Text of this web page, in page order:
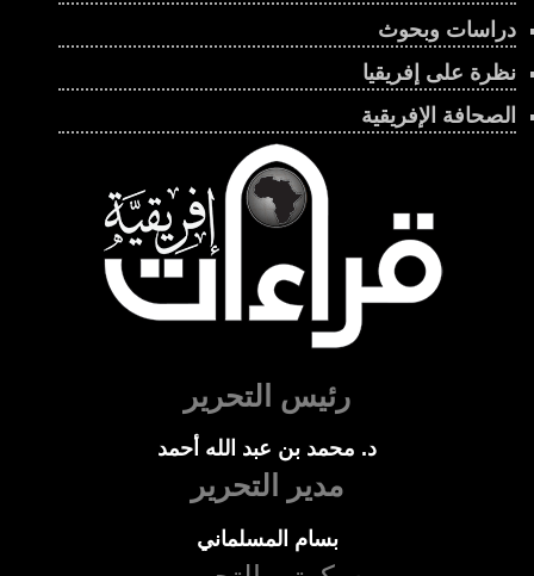
دراسات وبحوث
نظرة على إفريقيا
الصحافة الإفريقية
رئيس التحرير
د. محمد بن عبد الله أحمد
مدير التحرير
بسام المسلماني